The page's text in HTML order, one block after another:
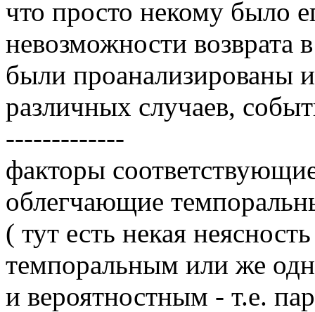
что просто некому было
невозможности возврата
были проанализированы
различных случаев,
-------------
факторы
облегчающие
( тут есть некая
темпоральным или же
и вероятностным - т.е.